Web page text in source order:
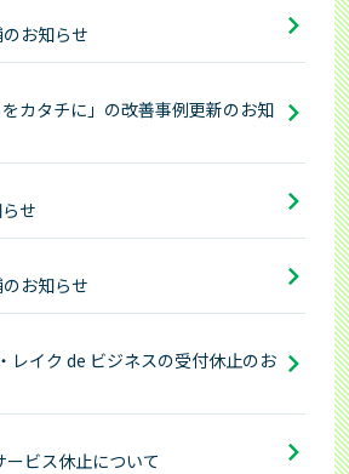
お知らせ
をカタチに」の改善事例更新のお知
せ
お知らせ
レイク de ビジネスの受付休止のお
ビス休止について